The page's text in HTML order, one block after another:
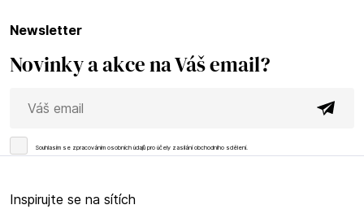
newsletter
Novinky a akce na Váš email?
Souhlasím se zpracováním osobních údajů pro účely zasílání obchodního sdělení.
Inspirujte se na sítích